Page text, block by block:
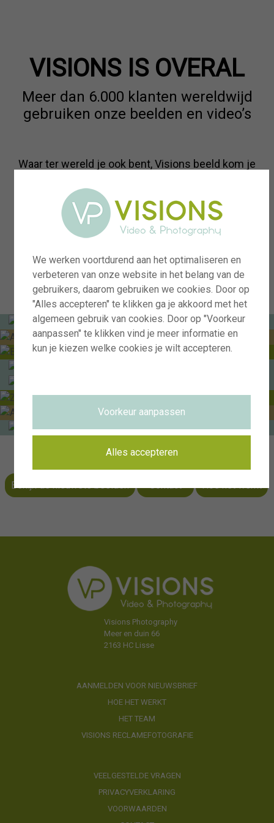
VISIONS IS OVERAL
Meer dan 6.000 klanten wereldwijd
gebruiken onze beelden en video’s
Waar ter wereld je ook bent, Visions beeld kom je
catalogi, op vlaggen, banners, billboards en POS-
materiaal, in beursstands, zelfs in het verkeer en
natuurlijk online. Bekijk de voorbeelden:
Bekijk de nieuwste beelden Contact Hoe het werkt
Visions Photography
Meer en duin 66
2163 HC Lisse
AANMELDEN VOOR NIEUWSBRIEF
HOE HET WERKT
HET TEAM
VISIONS RECLAMEFOTOGRAFIE
VEELGESTELDE VRAGEN
PRIVACYVERKLARING
VOORWAARDEN
We werken voortdurend aan het optimaliseren en
verbeteren van onze website in het belang van de
gebruikers, daarom gebruiken we cookies. Door op
"Alles accepteren" te klikken ga je akkoord met het
algemeen gebruik van cookies. Door op "Voorkeur
aanpassen" te klikken vind je meer informatie en
kun je kiezen welke cookies je wilt accepteren.
Voorkeur aanpassen
Alles accepteren